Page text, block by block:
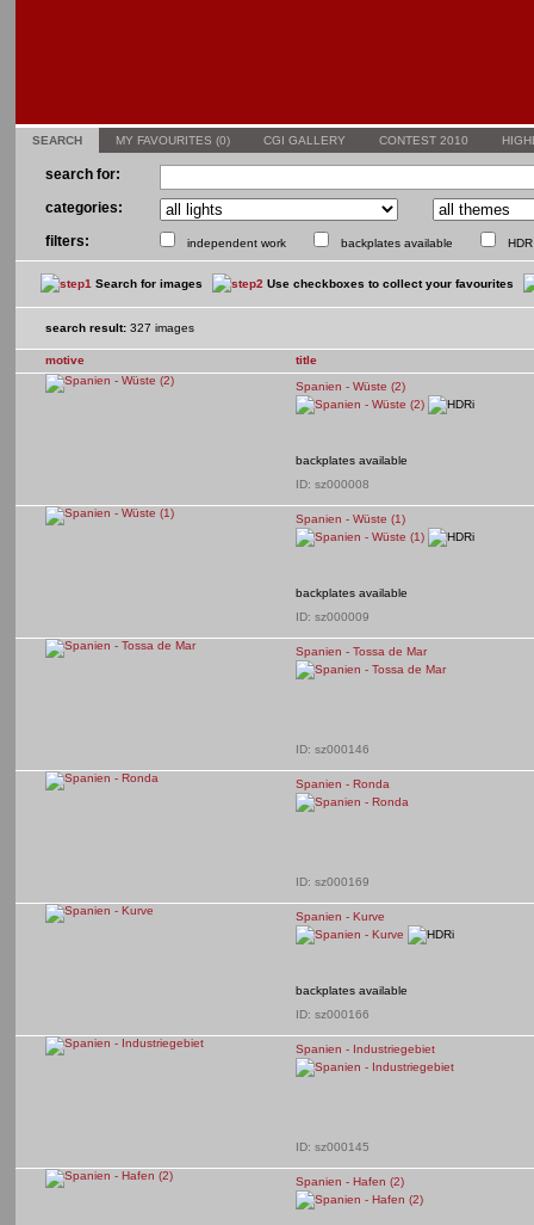
SEARCH MY FAVOURITES (0) CGI GALLERY CONTEST 2010
search for:
categories:
filters:
independent work backplates available
Search for images Use checkboxes to collect your favourites
search result:327 images
motive
title
Spanien - Wüste (2)
backplates available
ID: sz000008
Spanien - Wüste (1)
backplates available
ID: sz000009
Spanien - Tossa de Mar
ID: sz000146
Spanien - Ronda
ID: sz000169
Spanien - Kurve
backplates available
ID: sz000166
Spanien - Industriegebiet
ID: sz000145
Spanien - Hafen (2)